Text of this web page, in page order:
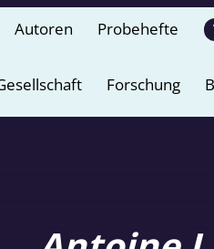
Autoren Probehefte
Forschung